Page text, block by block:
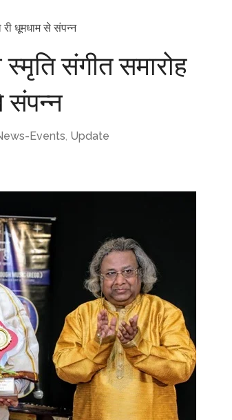
री धूमधाम से संपन्न
संगीत समारोह
संपन्न
Events, Update